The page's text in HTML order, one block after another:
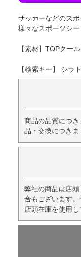
サッカーなどのス
様々なスポーツシー
【素材】TOPクー
【検索キー】 シラ
商品の品質につ
品・交換につきま
弊社の商品は店
合もございます。
店頭在庫を使用